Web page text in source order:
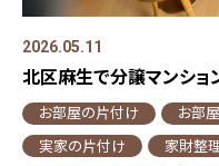
2026.05.11
北区麻生で分譲マンショ
お部屋の片付け お部
実家の片付け
家財整